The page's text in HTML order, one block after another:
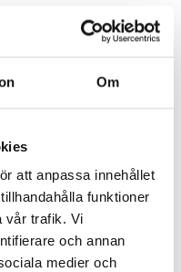
Om
att anpassa innehållet
funktioner
vår trafik. Vi
och annan
medier och